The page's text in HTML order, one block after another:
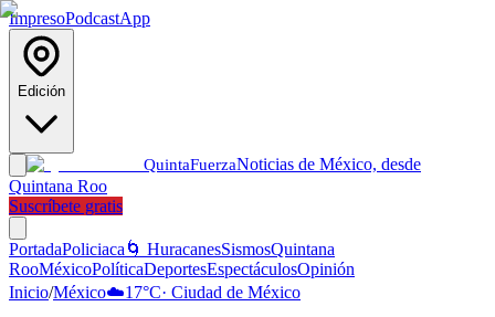
ImpresoPodcastApp
Edición
QuintaFuerzaNoticias de México, desde
Quintana Roo
Suscríbete gratis
PortadaPoliciaca 🌀 HuracanesSismosQuintana
RooMéxicoPolíticaDeportesEspectáculosOpinión
Inicio/México☁️17°C· Ciudad de México